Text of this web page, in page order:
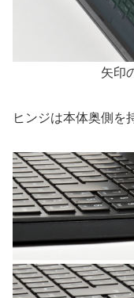
矢印
ヒンジは本体奥側を